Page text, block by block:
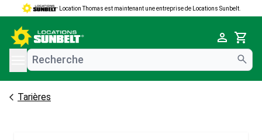
Location Thomas est maintenant une entreprise de Locations Sunbelt.
Cart
menu
Tarières